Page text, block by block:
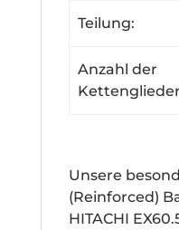
Teilung:
Anzahl der
Unsere
(Reinforced)
HITACHI